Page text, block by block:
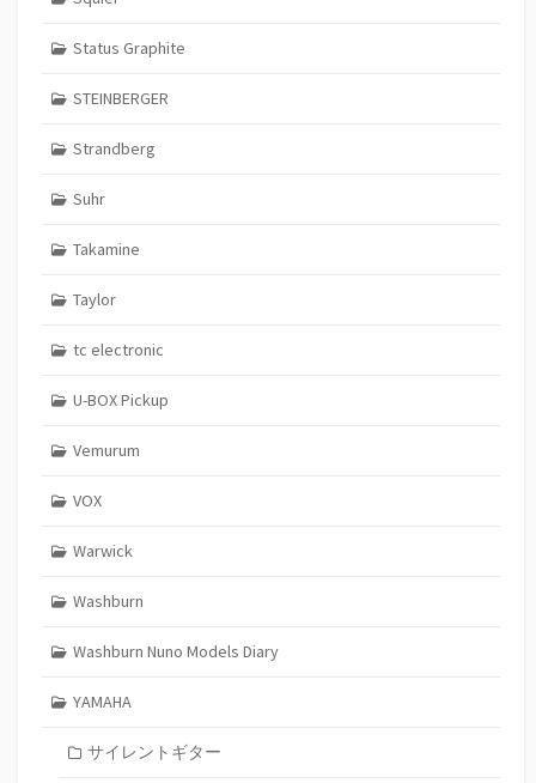
Status Graphite
STEINBERGER
Strandberg
Suhr
Takamine
Taylor
tc electronic
U-BOX Pickup
Vemurum
VOX
Warwick
Washburn
Washburn Nuno Models Diary
YAMAHA
サイレントギター